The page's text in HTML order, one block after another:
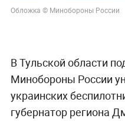
Обложка © Минобороны России
В Тульской области
Минобороны России
украинских
губернатор региона